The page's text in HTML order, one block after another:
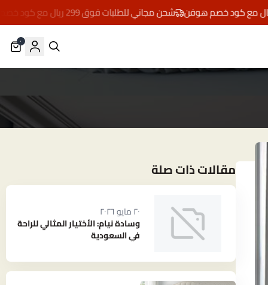
شحن مجاني للطلبات فوق 299 ريال مع كود خصم هوفن
٠
مقالات ذات صلة
٢٠ مايو ٢٠٢٦
وسادة نيام: الأختيار المثالي للراحة
في السعودية